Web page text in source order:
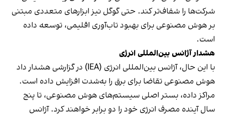
شرکت‌ها را شفاف‌تر کند. حتی گوگل نیز ابزارهای متعددی مبتنی
بر هوش مصنوعی برای بهبود تاب‌آوری اقلیمی، توسعه داده
است.
هشدار آژانس بین‌المللی انرژی
با این حال، آژانس بین‌المللی انرژی (IEA) در گزارشی هشدار داد
هوش مصنوعی تقاضا برای برق را به‌شدت افزایش داده‌ است.
مراکز داده، بستر اصلی سیستم‌های هوش مصنوعی، تا پنج
سال آینده مصرف انرژی خود را دو برابر خواهند‌ کرد. آژانس